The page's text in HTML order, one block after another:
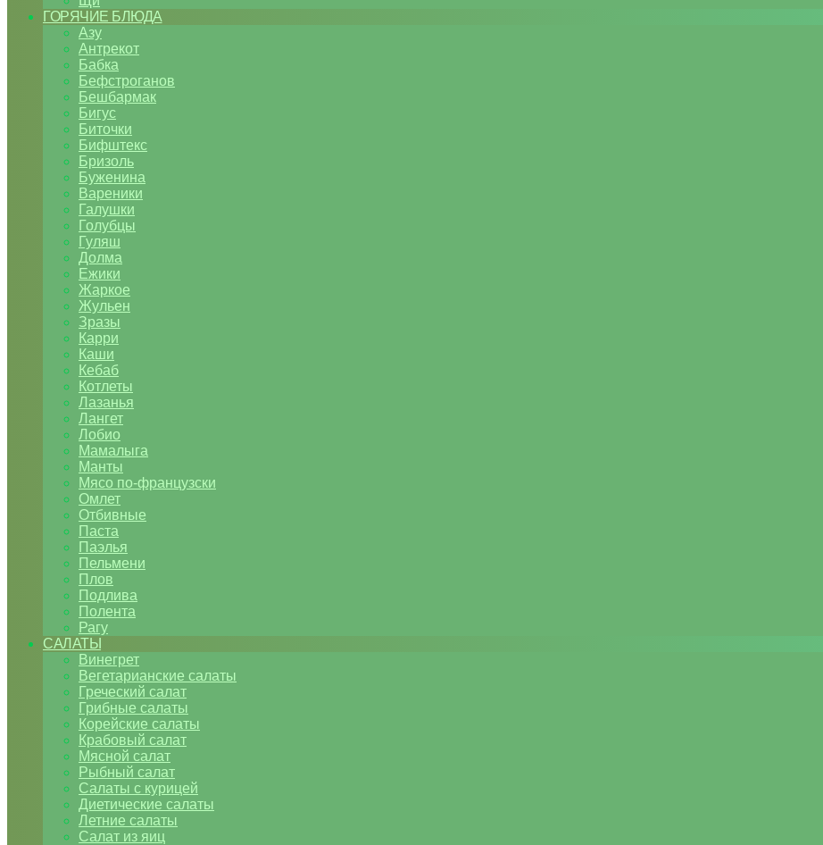
ГОРЯЧИЕ БЛЮДА
Азу
Антрекот
Бабка
Бефстроганов
Бешбармак
Бигус
Биточки
Бифштекс
Бризоль
Буженина
Вареники
Галушки
Голубцы
Гуляш
Долма
Ежики
Жаркое
Жульен
Зразы
Карри
Каши
Кебаб
Котлеты
Лазанья
Лангет
Лобио
Мамалыга
Манты
Мясо по-французски
Омлет
Отбивные
Паста
Паэлья
Пельмени
Плов
Подлива
Полента
Рагу
САЛАТЫ
Винегрет
Вегетарианские салаты
Греческий салат
Грибные салаты
Корейские салаты
Крабовый салат
Мясной салат
Рыбный салат
Салаты с курицей
Диетические салаты
Летние салаты
Салат из яиц